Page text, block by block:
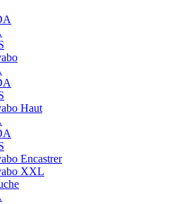
Haut
Encastrer
XXL